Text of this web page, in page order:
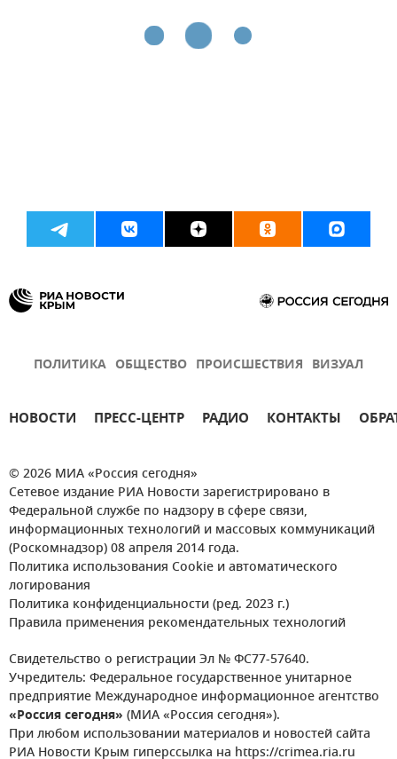
ПОЛИТИКА ОБЩЕСТВО ПРОИСШЕСТВИЯ ВИЗУАЛ
НОВОСТИ ПРЕСС-ЦЕНТР РАДИО КОНТАКТЫ
© 2026 МИА «Россия сегодня»
Сетевое издание РИА Новости зарегистрировано в
Федеральной службе по надзору в сфере связи,
информационных технологий и массовых коммуникаций
(Роскомнадзор) 08 апреля 2014 года.
Политика использования Cookie и автоматического
логирования
Политика конфиденциальности (ред. 2023 г.)
Правила применения рекомендательных технологий
Свидетельство о регистрации Эл № ФС77-57640.
Учредитель: Федеральное государственное унитарное
предприятие Международное информационное агентство
«Россия сегодня» (МИА «Россия сегодня»).
При любом использовании материалов и новостей сайта
РИА Новости Крым гиперссылка на https://crimea.ria.ru